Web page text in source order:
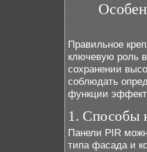
Правильное
ключевую роль
сохранении
соблюдать
функции
1. Способы
Панели PIR
типа фасада и